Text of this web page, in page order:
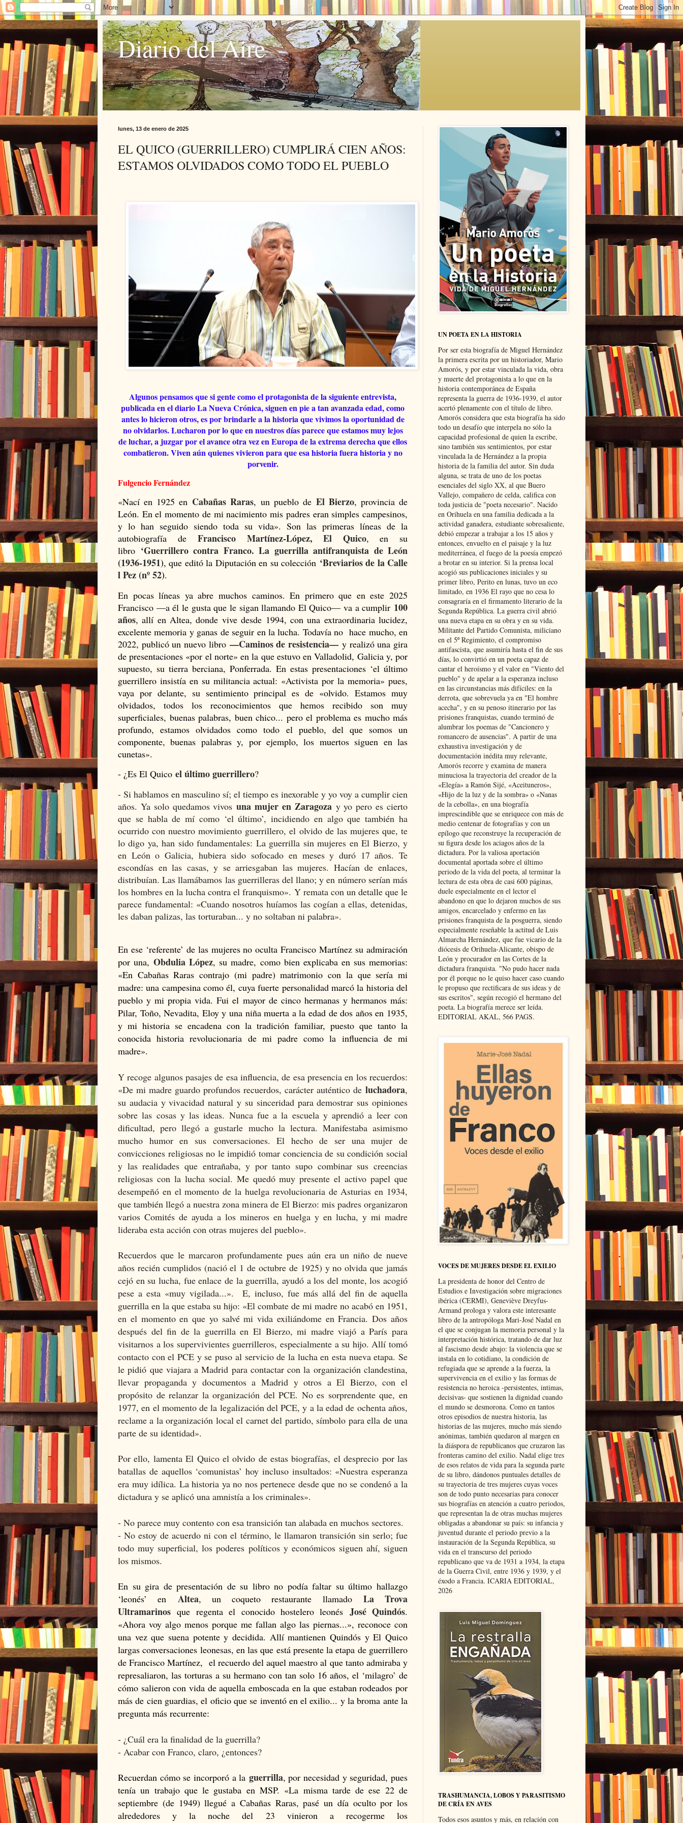
Diario del Aire
lunes, 13 de enero de 2025
EL QUICO (GUERRILLERO) CUMPLIRÁ CIEN AÑOS:
ESTAMOS OLVIDADOS COMO TODO EL PUEBLO
Algunos pensamos que si gente como el protagonista de la siguiente entrevista,
publicada en el diario La Nueva Crónica, siguen en pie a tan avanzada edad, como
antes lo hicieron otros, es por brindarle a la historia que vivimos la oportunidad de
no olvidarlos. Lucharon por lo que en nuestros días parece que estamos muy lejos
de luchar, a juzgar por el avance otra vez en Europa de la extrema derecha que ellos
combatieron. Viven aún quienes vivieron para que esa historia fuera historia y no
porvenir.
Fulgencio Fernández
«Nací en 1925 en Cabañas Raras, un pueblo de El Bierzo, provincia de
León. En el momento de mi nacimiento mis padres eran simples campesinos,
y lo han seguido siendo toda su vida». Son las primeras líneas de la
autobiografía deFrancisco Martínez-López, El Quico, en su
libro ‘Guerrillero contra Franco. La guerrilla antifranquista de León
(1936-1951), que editó la Diputación en su colección ‘Breviarios de la Calle
l Pez (nº 52).
En pocas líneas ya abre muchos caminos. En primero que en este 2025
Francisco —a él le gusta que le sigan llamando El Quico— va a cumplir 100
años, allí en Altea, donde vive desde 1994, con una extraordinaria lucidez,
excelente memoria y ganas de seguir en la lucha. Todavía no hace mucho, en
2022, publicó un nuevo libro —Caminos de resistencia— y realizó una gira
de presentaciones «por el norte» en la que estuvo en Valladolid, Galicia y, por
supuesto, su tierra berciana, Ponferrada. En estas presentaciones ‘el último
guerrillero insistía en su militancia actual: «Activista por la memoria» pues,
vaya por delante, su sentimiento principal es de «olvido. Estamos muy
olvidados, todos los reconocimientos que hemos recibido son muy
superficiales, buenas palabras, buen chico... pero el problema es mucho más
profundo, estamos olvidados como todo el pueblo, del que somos un
componente, buenas palabras y, por ejemplo, los muertos siguen en las
cunetas».
- ¿Es El Quico el último guerrillero?
- Si hablamos en masculino sí; el tiempo es inexorable y yo voy a cumplir cien
años. Ya solo quedamos vivosuna mujer en Zaragozay yo pero es cierto
que se habla de mí como ‘el último’, incidiendo en algo que también ha
ocurrido con nuestro movimiento guerrillero, el olvido de las mujeres que, te
lo digo ya, han sido fundamentales: La guerrilla sin mujeres en El Bierzo, y
en León o Galicia, hubiera sido sofocado en meses y duró 17 años. Te
escondías en las casas, y se arriesgaban las mujeres. Hacían de enlaces,
distribuían. Las llamábamos las guerrilleras del llano; y en número serían más
los hombres en la lucha contra el franquismo». Y remata con un detalle que le
parece fundamental: «Cuando nosotros huíamos las cogían a ellas, detenidas,
les daban palizas, las torturaban... y no soltaban ni palabra».
En ese ‘referente’ de las mujeres no oculta Francisco Martínez su admiración
por una,Obdulia López, su madre, como bien explicaba en sus memorias:
«En Cabañas Raras contrajo (mi padre) matrimonio con la que sería mi
madre: una campesina como él, cuya fuerte personalidad marcó la historia del
pueblo y mi propia vida. Fui el mayor de cinco hermanas y hermanos más:
Pilar, Toño, Nevadita, Eloy y una niña muerta a la edad de dos años en 1935,
y mi historia se encadena con la tradición familiar, puesto que tanto la
conocida historia revolucionaria de mi padre como la influencia de mi
madre».
Y recoge algunos pasajes de esa influencia, de esa presencia en los recuerdos:
«De mi madre guardo profundos recuerdos, carácter auténtico de luchadora,
su audacia y vivacidad natural y su sinceridad para demostrar sus opiniones
sobre las cosas y las ideas. Nunca fue a la escuela y aprendió a leer con
dificultad, pero llegó a gustarle mucho la lectura. Manifestaba asimismo
mucho humor en sus conversaciones. El hecho de ser una mujer de
convicciones religiosas no le impidió tomar conciencia de su condición social
y las realidades que entrañaba, y por tanto supo combinar sus creencias
religiosas con la lucha social. Me quedó muy presente el activo papel que
desempeñó en el momento de la huelga revolucionaria de Asturias en 1934,
que también llegó a nuestra zona minera de El Bierzo: mis padres organizaron
varios Comités de ayuda a los mineros en huelga y en lucha, y mi madre
lideraba esta acción con otras mujeres del pueblo».
Recuerdos que le marcaron profundamente pues aún era un niño de nueve
años recién cumplidos (nació el 1 de octubre de 1925) y no olvida que jamás
cejó en su lucha, fue enlace de la guerrilla, ayudó a los del monte, los acogió
pese a esta «muy vigilada...». E, incluso, fue más allá del fin de aquella
guerrilla en la que estaba su hijo: «El combate de mi madre no acabó en 1951,
en el momento en que yo salvé mi vida exiliándome en Francia. Dos años
después del fin de la guerrilla en El Bierzo, mi madre viajó a París para
visitarnos a los supervivientes guerrilleros, especialmente a su hijo. Allí tomó
contacto con el PCE y se puso al servicio de la lucha en esta nueva etapa. Se
le pidió que viajara a Madrid para contactar con la organización clandestina,
llevar propaganda y documentos a Madrid y otros a El Bierzo, con el
propósito de relanzar la organización del PCE. No es sorprendente que, en
1977, en el momento de la legalización del PCE, y a la edad de ochenta años,
reclame a la organización local el carnet del partido, símbolo para ella de una
parte de su identidad».
Por ello, lamenta El Quico el olvido de estas biografías, el desprecio por las
batallas de aquellos ‘comunistas’ hoy incluso insultados: «Nuestra esperanza
era muy idílica. La historia ya no nos pertenece desde que no se condenó a la
dictadura y se aplicó una amnistía a los criminales».
- No parece muy contento con esa transición tan alabada en muchos sectores.
- No estoy de acuerdo ni con el término, le llamaron transición sin serlo; fue
todo muy superficial, los poderes políticos y económicos siguen ahí, siguen
los mismos.
En su gira de presentación de su libro no podía faltar su último hallazgo
‘leonés’ en Altea, un coqueto restaurante llamado La Trova
Ultramarinos que regenta el conocido hostelero leonés José Quindós.
«Ahora voy algo menos porque me fallan algo las piernas...», reconoce con
una vez que suena potente y decidida. Allí mantienen Quindós y El Quico
largas conversaciones leonesas, en las que está presente la etapa de guerrillero
de Francisco Martínez, el recuerdo del aquel maestro al que tanto admiraba y
represaliaron, las torturas a su hermano con tan solo 16 años, el ‘milagro’ de
cómo salieron con vida de aquella emboscada en la que estaban rodeados por
más de cien guardias, el oficio que se inventó en el exilio... y la broma ante la
pregunta más recurrente:
- ¿Cuál era la finalidad de la guerrilla?
- Acabar con Franco, claro, ¿entonces?
Recuerdan cómo se incorporó a la guerrilla, por necesidad y seguridad, pues
tenía un trabajo que le gustaba en MSP. «La misma tarde de ese 22 de
septiembre (de 1949) llegué a Cabañas Raras, pasé un día oculto por los
alrededores y la noche del 23 vinieron a recogerme los
UN POETA EN LA HISTORIA
Por ser esta biografía de Miguel Hernández
la primera escrita por un historiador, Mario
Amorós, y por estar vinculada la vida, obra
y muerte del protagonista a lo que en la
historia contemporánea de España
representa la guerra de 1936-1939, el autor
acertó plenamente con el título de libro.
Amorós considera que esta biografía ha sido
todo un desafío que interpela no sólo la
capacidad profesional de quien la escribe,
sino también sus sentimientos, por estar
vinculada la de Hernández a la propia
historia de la familia del autor. Sin duda
alguna, se trata de uno de los poetas
esenciales del siglo XX, al que Buero
Vallejo, compañero de celda, califica con
toda justicia de "poeta necesario". Nacido
en Orihuela en una familia dedicada a la
actividad ganadera, estudiante sobresaliente,
debió empezar a trabajar a los 15 años y
entonces, envuelto en el paisaje y la luz
mediterránea, el fuego de la poesía empezó
a brotar en su interior. Si la prensa local
acogió sus publicaciones iniciales y su
primer libro, Perito en lunas, tuvo un eco
limitado, en 1936 El rayo que no cesa lo
consagraría en el firmamento literario de la
Segunda República. La guerra civil abrió
una nueva etapa en su obra y en su vida.
Militante del Partido Comunista, miliciano
en el 5º Regimiento, el compromiso
antifascista, que asumiría hasta el fin de sus
días, lo convirtió en un poeta capaz de
cantar el heroísmo y el valor en "Viento del
pueblo" y de apelar a la esperanza incluso
en las circunstancias más difíciles: en la
derrota, que sobrevuela ya en "El hombre
acecha", y en su penoso itinerario por las
prisiones franquistas, cuando terminó de
alumbrar los poemas de "Cancionero y
romancero de ausencias". A partir de una
exhaustiva investigación y de
documentación inédita muy relevante,
Amorós recorre y examina de manera
minuciosa la trayectoria del creador de la
«Elegía» a Ramón Sijé, «Aceituneros»,
«Hijo de la luz y de la sombra» o «Nanas
de la cebolla», en una biografía
imprescindible que se enriquece con más de
medio centenar de fotografías y con un
epílogo que reconstruye la recuperación de
su figura desde los aciagos años de la
dictadura. Por la valiosa aportación
documental aportada sobre el último
periodo de la vida del poeta, al terminar la
lectura de esta obra de casi 600 páginas,
duele especialmente en el lector el
abandono en que lo dejaron muchos de sus
amigos, encarcelado y enfermo en las
prisiones franquista de la posguerra, siendo
especialmente reseñable la actitud de Luis
Almarcha Hernández, que fue vicario de la
diócesis de Orihuela-Alicante, obispo de
León y procurador en las Cortes de la
dictadura franquista. "No pudo hacer nada
por él porque no le quiso hacer caso cuando
le propuso que rectificara de sus ideas y de
sus escritos", según recogió el hermano del
poeta. La biografía merece ser leída.
EDITORIAL AKAL, 566 PAGS.
VOCES DE MUJERES DESDE EL EXILIO
La presidenta de honor del Centro de
Estudios e Investigación sobre migraciones
ibérica (CERMI), Geneviève Dreyfus-
Armand prologa y valora este interesante
libro de la antropóloga Mari-José Nadal en
el que se conjugan la memoria personal y la
interpretación histórica, tratando de dar luz
al fascismo desde abajo: la violencia que se
instala en lo cotidiano, la condición de
refugiada que se aprende a la fuerza, la
supervivencia en el exilio y las formas de
resistencia no heroica -persistentes, intimas,
decisivas- que sostienen la dignidad cuando
el mundo se desmorona. Como en tantos
otros episodios de nuestra historia, las
historias de las mujeres, mucho más siendo
anónimas, también quedaron al margen en
la diáspora de republicanos que cruzaron las
fronteras camino del exilio. Nadal elige tres
de esos relatos de vida para la segunda parte
de su libro, dándonos puntuales detalles de
su trayectoria de tres mujeres cuyas voces
son de todo punto necesarias para conocer
sus biografías en atención a cuatro periodos,
que representan la de otras muchas mujeres
obligadas a abandonar su país: su infancia y
juventud durante el periodo previo a la
instauración de la Segunda República, su
vida en el transcurso del periodo
republicano que va de 1931 a 1934, la etapa
de la Guerra Civil, entre 1936 y 1939, y el
éxodo a Francia. ICARIA EDITORIAL,
2026
TRASHUMANCIA, LOBOS Y PARASITISMO
DE CRÍA EN AVES
Todos esos asuntos y más, en relación con